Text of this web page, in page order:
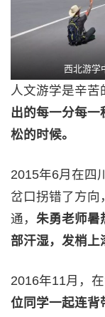
西北游学
人文游学是辛苦
出的每一分每一
松的时候。
2015年6月在四
岔口拐错了方向
通， 朱勇老师暑
部汗湿，发梢上
2016年11月，在
位同学一起连背